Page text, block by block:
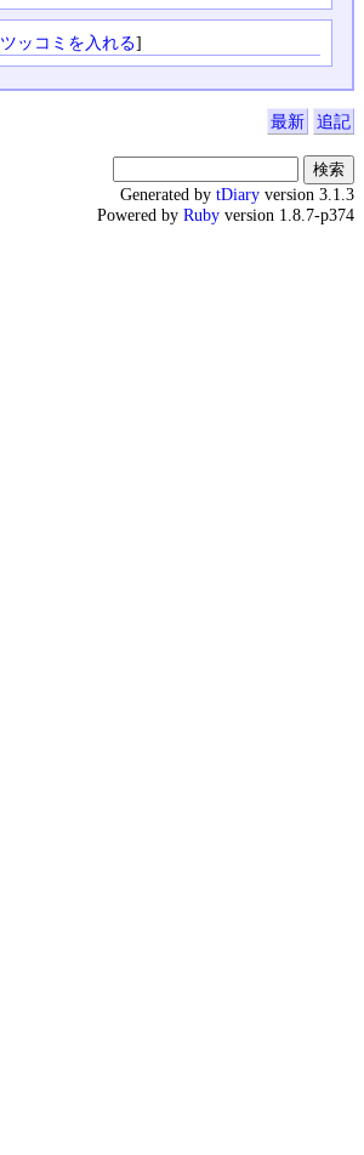
ツッコミを入れる]
最新 追記
Generated by tDiary version 3.1.3
Powered by Ruby version 1.8.7-p374